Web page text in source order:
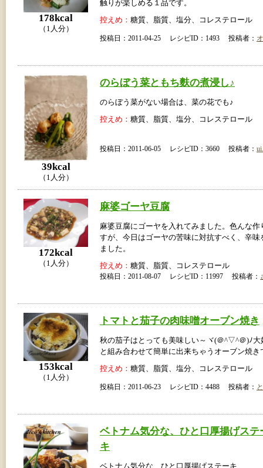
178kcal
（1人分）
触りが楽しめる１品です。
控えめ： 糖質、脂質、塩分、コレステロール
投稿日：2011-04-25 レシピID：1493 投稿者：
39kcal
（1人分）
のらぼう菜ともち麩の煮浸し♪
のらぼう菜がない場合は、菜の花でも♪
控えめ： 糖質、脂質、塩分、コレステロール
投稿日：2011-06-05 レシピID：3660 投稿者：
172kcal
（1人分）
麻婆ゴーヤ豆腐
麻婆豆腐にゴーヤを入れてみました。色んな作
すが、今日はゴーヤの苦味に対抗すべく、辛味
ました。
控えめ： 糖質、脂質、コレステロール
投稿日：2011-08-07 レシピID：11997 投稿者：
153kcal
（1人分）
トマトと茄子の肉味噌オーブン焼き
秋の茄子はとっても美味しい～ヾ(＠^▽^＠)ﾉ大
と組み合わせて簡単に出来ちゃうオーブン焼き
控えめ： 糖質、脂質、塩分、コレステロール
投稿日：2011-06-23 レシピID：4488 投稿者：
ベトナム気分な、ひと口厚揚げステ
キ
ベトナム気分な、ひと口厚揚げステーキ